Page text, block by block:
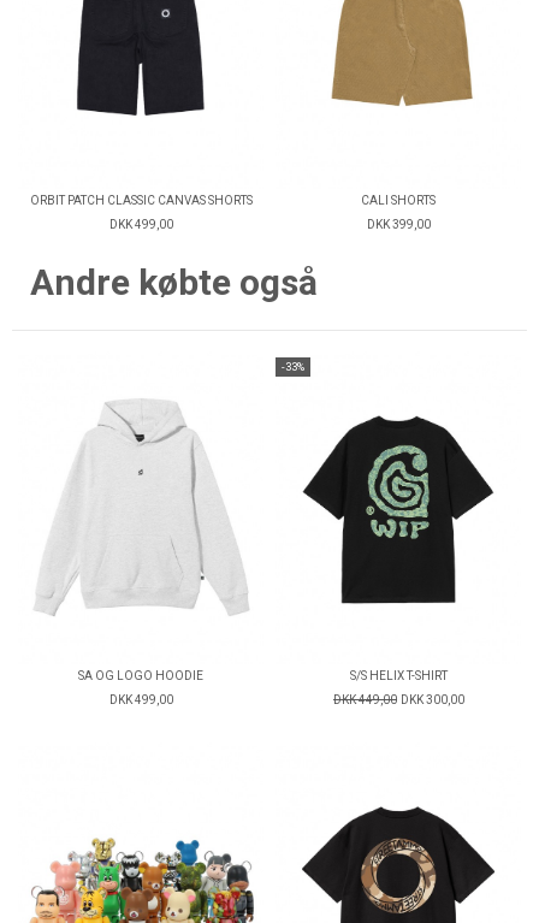
ORBIT PATCH CLASSIC CANVAS SHORTS
DKK 499,00
CALI SHORTS
DKK 399,00
Andre købte også
SA OG LOGO HOODIE
DKK 499,00
-33%
S/S HELIX T-SHIRT
DKK 449,00 DKK 300,00